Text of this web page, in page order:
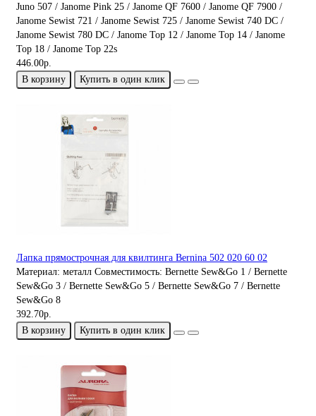
Juno 507 / Janome Pink 25 / Janome QF 7600 / Janome QF 7900 /
Janome Sewist 721 / Janome Sewist 725 / Janome Sewist 740 DC /
Janome Sewist 780 DC / Janome Top 12 / Janome Top 14 / Janome
Top 18 / Janome Top 22s
446.00р.
В корзину
Купить в один клик
Лапка прямострочная для квилтинга Bernina 502 020 60 02
Материал: металл Совместимость: Bernette Sew&Go 1 / Bernette
Sew&Go 3 / Bernette Sew&Go 5 / Bernette Sew&Go 7 / Bernette
Sew&Go 8
392.70р.
В корзину
Купить в один клик